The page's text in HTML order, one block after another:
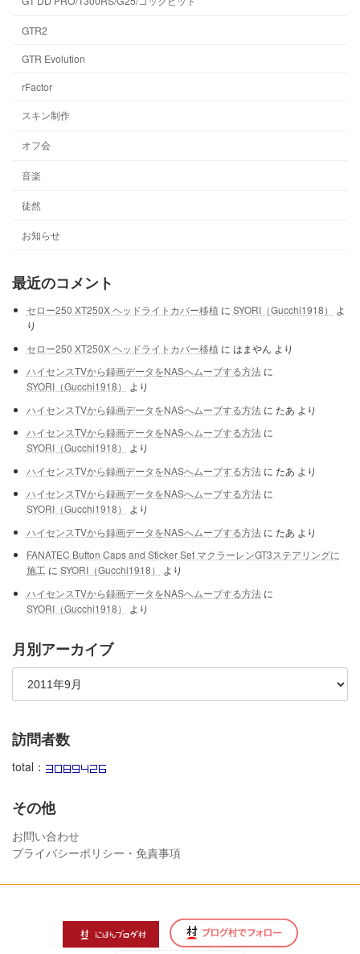
GTR2
GTR Evolution
rFactor
スキン制作
オフ会
音楽
徒然
お知らせ
最近のコメント
セロー250 XT250X ヘッドライトカバー移植 に SYORI（Gucchi1918）
よ
り
セロー250 XT250X ヘッドライトカバー移植 に はまやん より
ハイセンスTVから録画データをNASへムーブする方法に
SYORI（Gucchi1918）
より
ハイセンスTVから録画データをNASへムーブする方法に たあ より
ハイセンスTVから録画データをNASへムーブする方法に
SYORI（Gucchi1918）
より
ハイセンスTVから録画データをNASへムーブする方法に たあ より
ハイセンスTVから録画データをNASへムーブする方法に
SYORI（Gucchi1918）
より
ハイセンスTVから録画データをNASへムーブする方法に たあ より
FANATEC Button Caps and Sticker Set マクラーレンGT3ステアリングに
施工 に SYORI（Gucchi1918）
より
ハイセンスTVから録画データをNASへムーブする方法に
SYORI（Gucchi1918）
より
月別アーカイブ
訪問者数
total：
その他
お問い合わせ
プライバシーポリシー・免責事項